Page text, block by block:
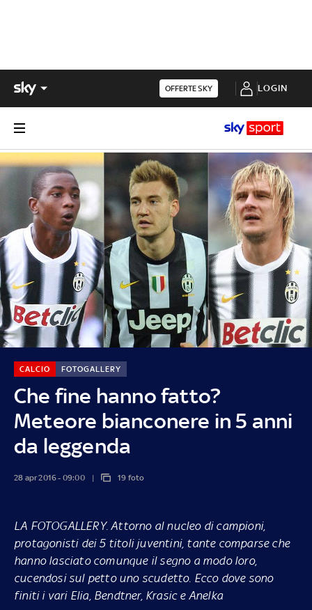
OFFERTE SKY LOGIN
Che fine hanno fatto?
Meteore bianconere in 5 anni
da leggenda
CALCIO FOTOGALLERY
28 apr 2016 - 09:00 19 foto
LA FOTOGALLERY. Attorno al nucleo di campioni,
protagonisti dei 5 titoli juventini, tante comparse che
hanno lasciato comunque il segno a modo loro,
cucendosi sul petto uno scudetto. Ecco dove sono
finiti i vari Elia, Bendtner, Krasic e Anelka